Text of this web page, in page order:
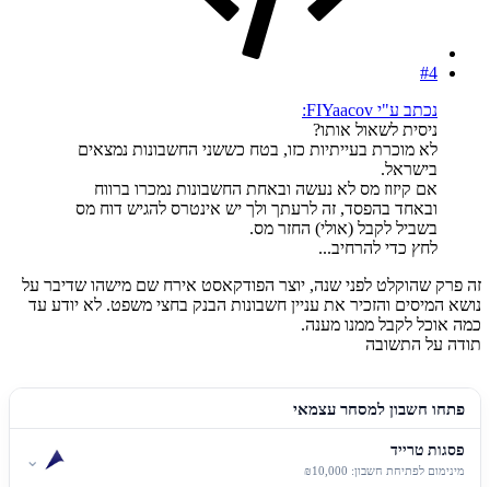
#4
נכתב ע"י FIYaacov:
ניסית לשאול אותו?
לא מוכרת בעייתיות כזו, בטח כששני החשבונות נמצאים
בישראל.
אם קיזוז מס לא נעשה ובאחת החשבונות נמכרו ברווח
ובאחד בהפסד, זה לרעתך ולך יש אינטרס להגיש דוח מס
בשביל לקבל (אולי) החזר מס.
לחץ כדי להרחיב...
זה פרק שהוקלט לפני שנה, יוצר הפודקאסט אירח שם מישהו שדיבר על
נושא המיסים והזכיר את עניין חשבונות הבנק בחצי משפט. לא יודע עד
כמה אוכל לקבל ממנו מענה.
תודה על התשובה
פתחו חשבון למסחר עצמאי
פסגות טרייד
מינימום לפתיחת חשבון: ₪10,000
⌄